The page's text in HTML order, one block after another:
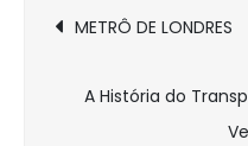
de
METRÔ DE LONDRES
A História do